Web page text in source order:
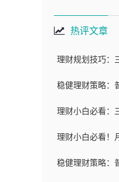
热评文章
理财规划技巧：
稳健理财策略：
理财小白必看：
理财小白必看！
稳健理财策略：